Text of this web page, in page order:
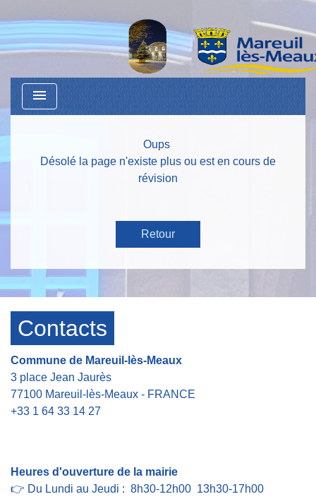
menu
Oups
Désolé la page n'existe plus ou est en cours de
révision
Retour
Contacts
Commune de Mareuil-lès-Meaux
3 place Jean Jaurès
77100 Mareuil-lès-Meaux - FRANCE
+33 1 64 33 14 27
Heures d'ouverture de la mairie
👉 Du Lundi au Jeudi : 8h30-12h00 13h30-17h00